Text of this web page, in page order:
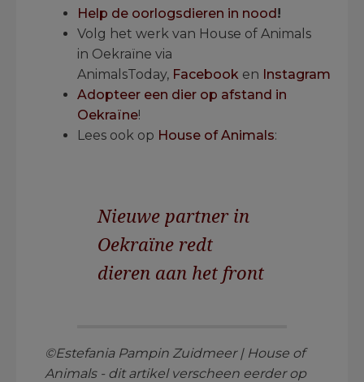
Help de oorlogsdieren in nood!
Volg het werk van House of Animals
in Oekraïne via
AnimalsToday, Facebook en Instagram
Adopteer een dier op afstand in
Oekraïne!
Lees ook op House of Animals:
Nieuwe partner in
Oekraïne redt
dieren aan het front
©Estefania Pampin Zuidmeer | House of
Animals - dit artikel verscheen eerder op